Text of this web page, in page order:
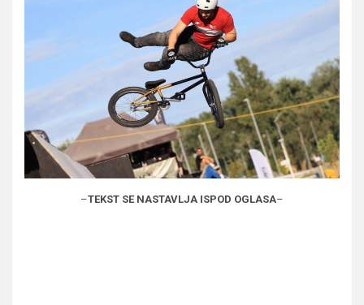
–TEKST SE NASTAVLJA ISPOD OGLASA–